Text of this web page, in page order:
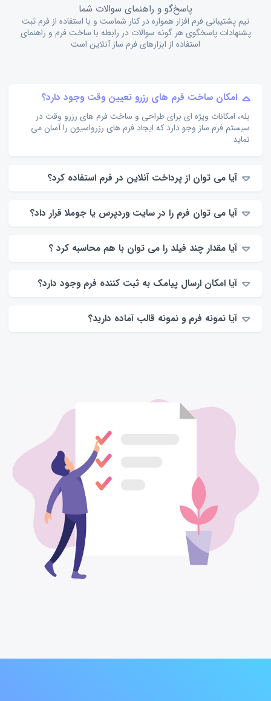
پاسخ‌گو و راهنمای سوالات شما
تیم پشتیبانی فرم افزار همواره در کنار شماست و با استفاده از فرم ثبت
پشنهادات پاسخگوی هر گونه سوالات در رابطه با ساخت فرم و راهنمای
استفاده از ابزارهای فرم ساز آنلاین است
امکان ساخت فرم های رزرو تعیین وقت وجود دارد؟
بله، امکانات ویژه ای برای طراحی و ساخت فرم های رزرو وقت در
سیستم فرم ساز وجو دارد که ایجاد فرم های رزرواسیون را آسان می
نماید
آیا می توان از پرداخت آنلاین در فرم استفاده کرد؟
آیا می توان فرم را در سایت وردپرس یا جوملا قرار داد؟
آیا مقدار چند فیلد را می توان با هم محاسبه کرد ؟
آیا امکان ارسال پیامک به ثبت کننده فرم وجود دارد؟
آیا نمونه فرم و نمونه قالب آماده دارید؟